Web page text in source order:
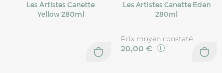
Les Artistes Canette
Yellow 280ml
Les Artistes Canette Eden
280ml
Prix moyen constaté
20,00 €